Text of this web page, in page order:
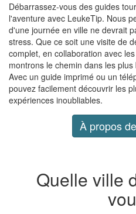
Débarrassez-vous des guides
l'aventure avec LeukeTip. Nous
d'une journée en ville ne devrait
stress. Que ce soit une visite de
complet, en collaboration avec
montrons le chemin dans les
Avec un guide imprimé ou un
pouvez facilement découvrir les
expériences inoubliables.
À propos
Quelle ville